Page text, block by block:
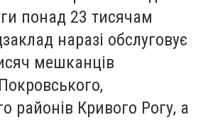
понад 23 тисячам
наразі обслуговує
мешканців
районів Кривого Рогу, а